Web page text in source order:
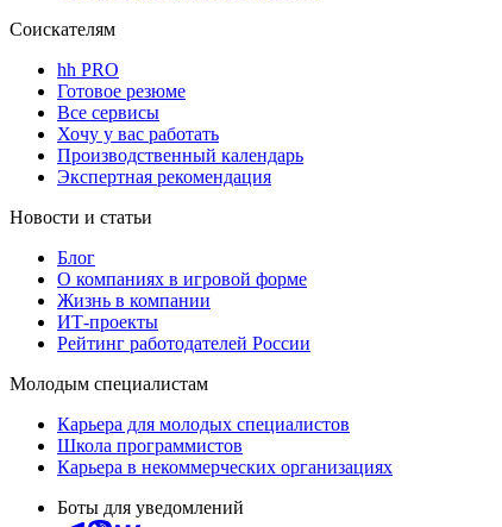
Соискателям
hh PRO
Готовое резюме
Все сервисы
Хочу у вас работать
Производственный календарь
Экспертная рекомендация
Новости и статьи
Блог
О компаниях в игровой форме
Жизнь в компании
ИТ-проекты
Рейтинг работодателей России
Молодым специалистам
Карьера для молодых специалистов
Школа программистов
Карьера в некоммерческих организациях
Боты для уведомлений